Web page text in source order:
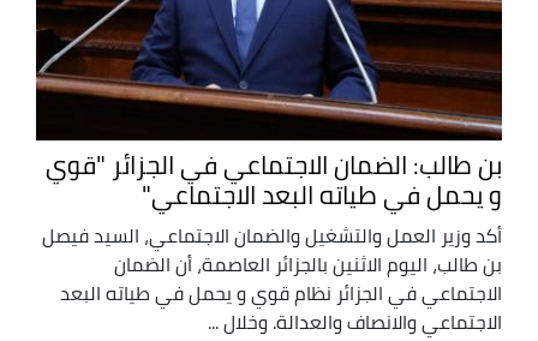
بن طالب: الضمان الاجتماعي في الجزائر "قوي
و يحمل في طياته البعد الاجتماعي"
أكد وزير العمل والتشغيل والضمان الاجتماعي، السيد فيصل
بن طالب، اليوم الاثنين بالجزائر العاصمة، أن الضمان
الاجتماعي في الجزائر نظام قوي و يحمل في طياته البعد
الاجتماعي والانصاف والعدالة. وخلال ...